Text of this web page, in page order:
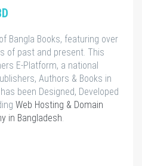
Bangla Books, featuring over
of past and present. This
E-Platform, a national
Authors & Books in
been Designed, Developed
Web Hosting & Domain
in Bangladesh